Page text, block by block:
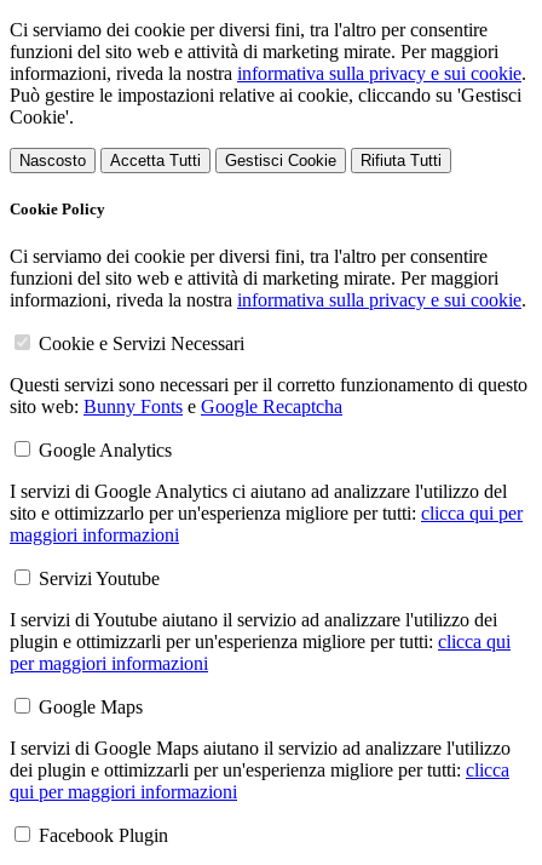
Ci serviamo dei cookie per diversi fini, tra l'altro per consentire
funzioni del sito web e attività di marketing mirate. Per maggiori
informazioni, riveda la nostra informativa sulla privacy e sui cookie.
Può gestire le impostazioni relative ai cookie, cliccando su 'Gestisci
Cookie'.
Nascosto Accetta Tutti Gestisci Cookie Rifiuta Tutti
Cookie Policy
Ci serviamo dei cookie per diversi fini, tra l'altro per consentire
funzioni del sito web e attività di marketing mirate. Per maggiori
informazioni, riveda la nostra informativa sulla privacy e sui cookie.
Cookie e Servizi Necessari
Questi servizi sono necessari per il corretto funzionamento di questo
sito web: Bunny Fonts e Google Recaptcha
Google Analytics
I servizi di Google Analytics ci aiutano ad analizzare l'utilizzo del
sito e ottimizzarlo per un'esperienza migliore per tutti: clicca qui per
maggiori informazioni
Servizi Youtube
I servizi di Youtube aiutano il servizio ad analizzare l'utilizzo dei
plugin e ottimizzarli per un'esperienza migliore per tutti: clicca qui
per maggiori informazioni
Google Maps
I servizi di Google Maps aiutano il servizio ad analizzare l'utilizzo
dei plugin e ottimizzarli per un'esperienza migliore per tutti: clicca
qui per maggiori informazioni
Facebook Plugin